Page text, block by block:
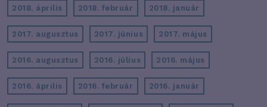
2018. április 2018. február 2018. január
2017. augusztus 2017. június 2017. május
2016. augusztus 2016. július 2016. május
2016. április 2016. február 2016. január